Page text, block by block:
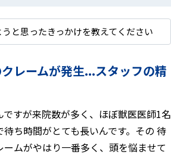
と思ったきっかけを教えてください
レームが発生...スタッフの精
すが来院数が多く、ほぼ獣医医師1名
ち時間がとても長いんです。その 待
ームがやはり一番多く、頭を悩ませて